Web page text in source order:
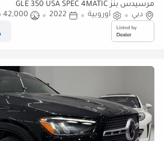
مرسيدس بنز GLE 350 USA SPEC 4MATIC
دبي
أوروبية 2022
42,000 كيلومتر